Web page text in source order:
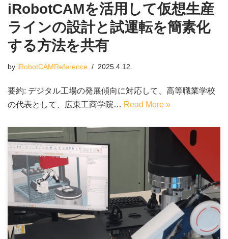
iRobotCAMを活用して仮想生産
ラインの設計と試運転を簡素化
する方法を共有
by iRobotCAMReference 2025.4.12.
要約: デジタル工場の発展傾向に対応して、高等職業学校
の代表として、広東工商学院… Read More »